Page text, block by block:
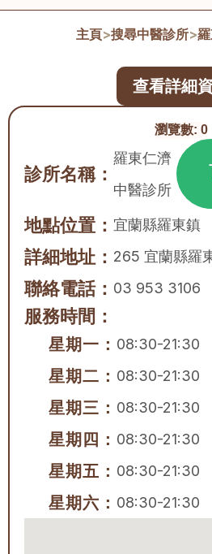
主頁>搜尋中醫診所>
瀏覽數: 0
診所名稱：
羅東仁濟
中醫診所
地點位置： 宜蘭縣羅東鎮
詳細地址： 265 宜蘭縣羅
聯絡電話： 03 953 3106
服務時間：
星期一： 08:30-21:30
星期二： 08:30-21:30
星期三： 08:30-21:30
星期四： 08:30-21:30
星期五： 08:30-21:30
星期六： 08:30-21:30
查看詳細